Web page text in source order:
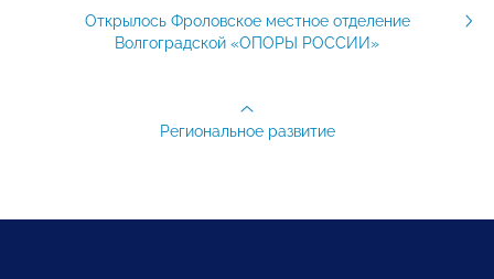
Открылось Фроловское местное отделение
Волгоградской «ОПОРЫ РОССИИ»
Региональное развитие